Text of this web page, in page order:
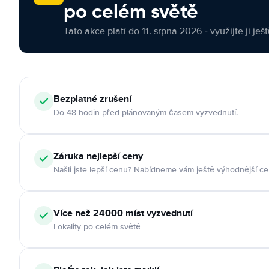
po celém světě
Tato akce platí do 11. srpna 2026 - využijte ji
Bezplatné zrušení
Do 48 hodin před plánovaným časem vyzvednutí.
Záruka nejlepší ceny
Našli jste lepší cenu? Nabídneme vám ještě výhodnější
Více než 24000 míst vyzvednutí
Lokality po celém světě